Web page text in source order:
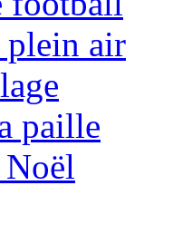
plein air
paille